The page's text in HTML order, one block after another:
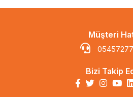
Müşteri
Bizi Takip